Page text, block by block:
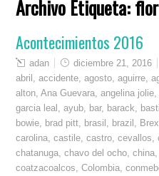
Archivo Etiqueta:
Acontecimientos 2016
adan diciembre 21, 2016
abril
,accidente ,agosto ,aguirre ,
alton ,Ana Guevara ,angelina jolie
garcia leal
,ayub bar, barack
bowie
brad pitt brasil brazil
carolina ,castile ,castro ,cevallos ,
chatanuga ,chavo del ocho ,china
coatzacoalcos ,Colombia ,